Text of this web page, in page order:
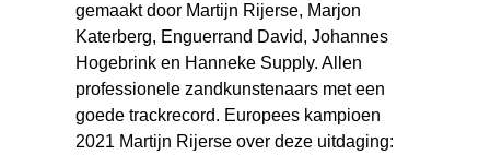
gemaakt door Martijn Rijerse, Marjon
Katerberg, Enguerrand David, Johannes
Hogebrink en Hanneke Supply. Allen
professionele zandkunstenaars met een
goede trackrecord. Europees kampioen
2021 Martijn Rijerse over deze uitdaging: